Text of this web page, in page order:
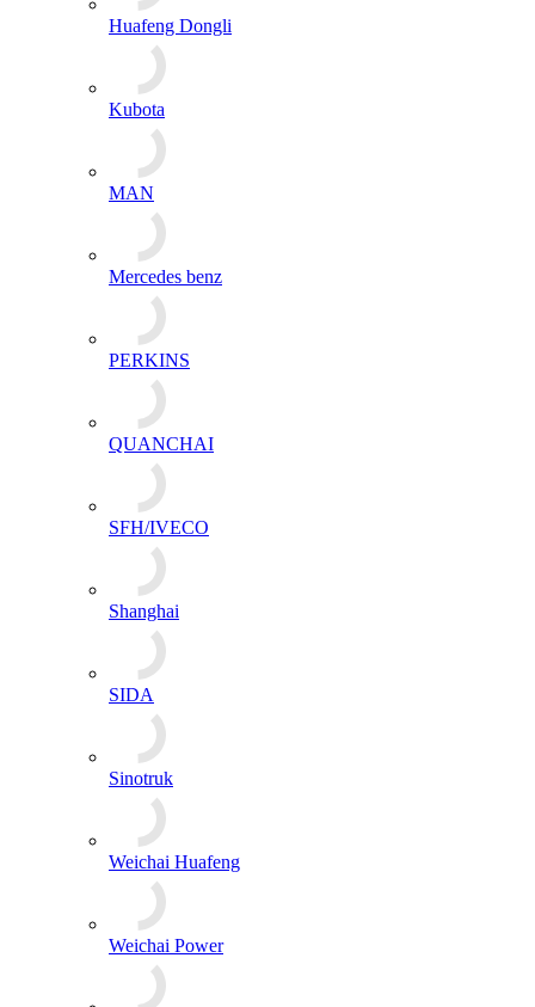
QUANCHAI
SFH/IVECO
Shanghai
SIDA
Sinotruk
Weichai Huafeng
Weichai Power
XINCHAI
VOLVO
Yanmar
YTO
YUCHAI